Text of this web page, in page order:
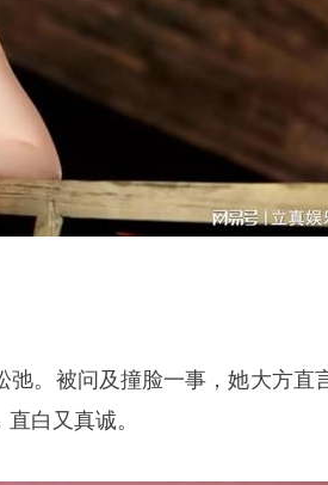
弛。被问及撞脸一事，她大方直
白又真诚。